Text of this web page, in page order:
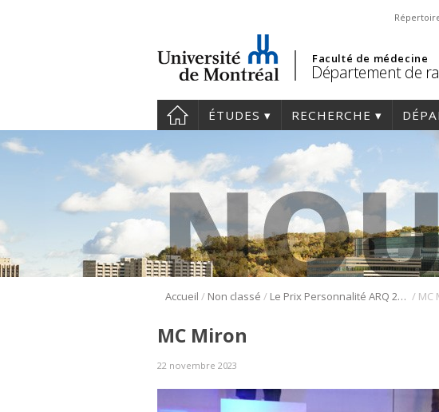
Faculté de médecine
Département de
ÉTUDES RECHERCHE
Accueil / Non classé / Le Prix Personnalité ARQ 2023 remis à Dre Marie-Claude Miron / MC
MC Miron
22 novembre 2023